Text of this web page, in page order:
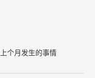
个月发生的事情